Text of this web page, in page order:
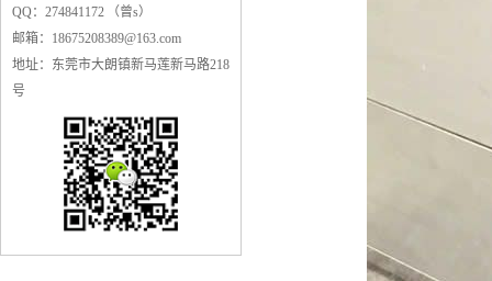
QQ：274841172 （曾s）
邮箱：18675208389@163.com
地址：东莞市大朗镇新马莲新马路218
号